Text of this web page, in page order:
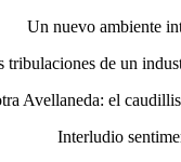
Un nuevo ambiente
tribulaciones de un
Avellaneda: el
Interludio